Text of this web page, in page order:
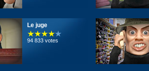
Le juge
94 833 votes